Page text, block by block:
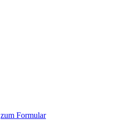
zum Formular